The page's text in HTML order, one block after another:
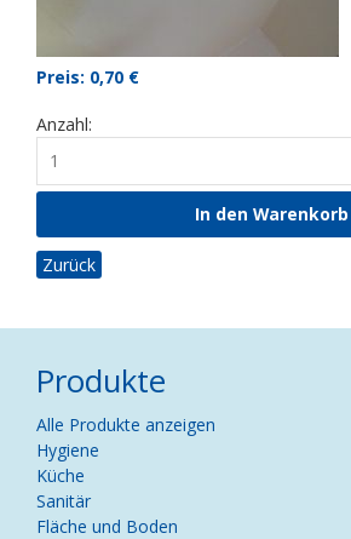
Preis: 0,70 €
Anzahl:
Zurück
Produkte
Navigation
überspringen
Alle Produkte anzeigen
Hygiene
Küche
Sanitär
Fläche und Boden